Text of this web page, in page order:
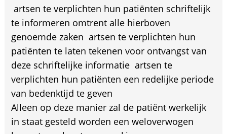
 artsen te verplichten hun patiënten schriftelijk
te informeren omtrent alle hierboven
genoemde zaken  artsen te verplichten hun
patiënten te laten tekenen voor ontvangst van
deze schriftelijke informatie  artsen te
verplichten hun patiënten een redelijke periode
van bedenktijd te geven
Alleen op deze manier zal de patiënt werkelijk
in staat gesteld worden een weloverwogen